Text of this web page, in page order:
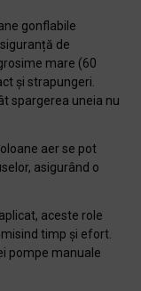
gonflabile
de
mare (60
și strapungeri.
spargerea uneia nu
aer se pot
asigurând o
aceste role
timp și efort.
pompe manuale